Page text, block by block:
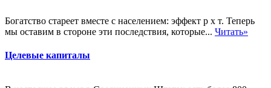
Богатство стареет вместе с населением: эффект р х т. Теперь
мы оставим в стороне эти последствия, которые... Читать»
Целевые капиталы